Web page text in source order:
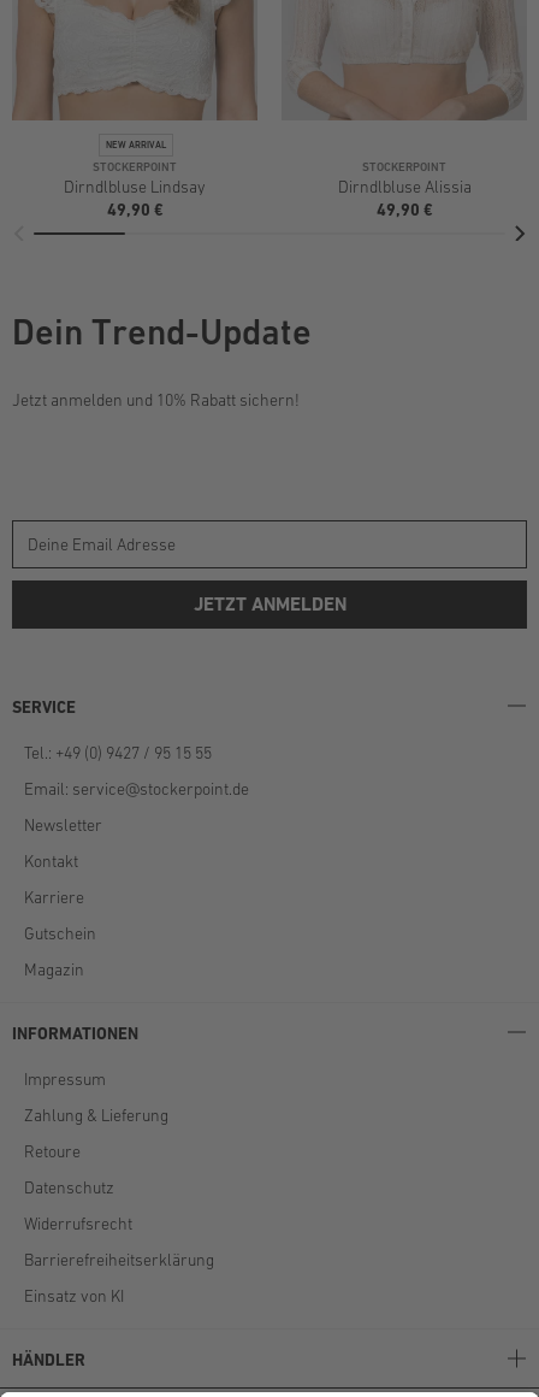
STOCKERPOINT
Dirndlbluse Lindsay
49,90 €
STOCKERPOINT
Dirndlbluse Alissia
49,90 €
Dein Trend-Update
Jetzt anmelden und 10% Rabatt sichern!
JETZT ANMELDEN
SERVICE
Tel.: +49 (0) 9427 / 95 15 55
Email: service@stockerpoint.de
Newsletter
Kontakt
Karriere
Gutschein
Magazin
INFORMATIONEN
Impressum
Zahlung & Lieferung
Retoure
Datenschutz
Widerrufsrecht
Barrierefreiheitserklärung
Einsatz von KI
HÄNDLER